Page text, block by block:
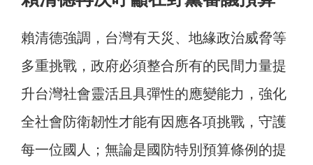
賴清德強調，台灣有天災、地緣政治威脅等
多重挑戰，政府必須整合所有的民間力量提
升台灣社會靈活且具彈性的應變能力，強化
全社會防衛韌性才能有因應各項挑戰，守護
每一位國人；無論是國防特別預算條例的提